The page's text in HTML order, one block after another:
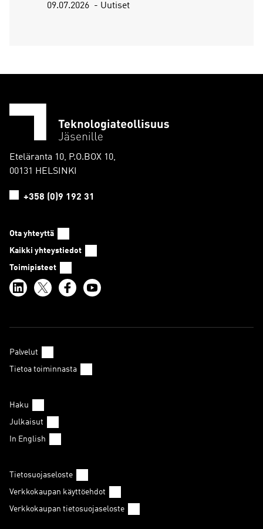
09.07.2026 Uutiset
Eteläranta 10, P.O.BOX 10,
00131 HELSINKI
+358 (0)9 192 31
Ota yhteyttä
Kaikki yhteystiedot
Toimipisteet
Palvelut
Tietoa toiminnasta
Haku
Julkaisut
In English
Tietosuojaseloste
Verkkokaupan käyttöehdot
Verkkokaupan tietosuojaseloste